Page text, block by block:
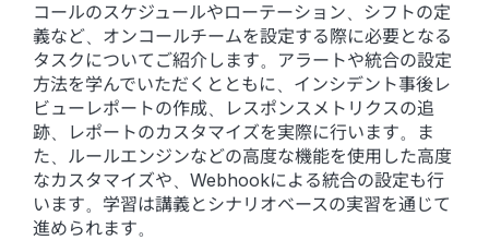
コールのスケジュールやローテーション、シフトの定
義など、オンコールチームを設定する際に必要となる
タスクについてご紹介します。アラートや統合の設定
方法を学んでいただくとともに、インシデント事後レ
ビューレポートの作成、レスポンスメトリクスの追
跡、レポートのカスタマイズを実際に行います。ま
た、ルールエンジンなどの高度な機能を使用した高度
なカスタマイズや、Webhookによる統合の設定も行
います。学習は講義とシナリオベースの実習を通じて
進められます。